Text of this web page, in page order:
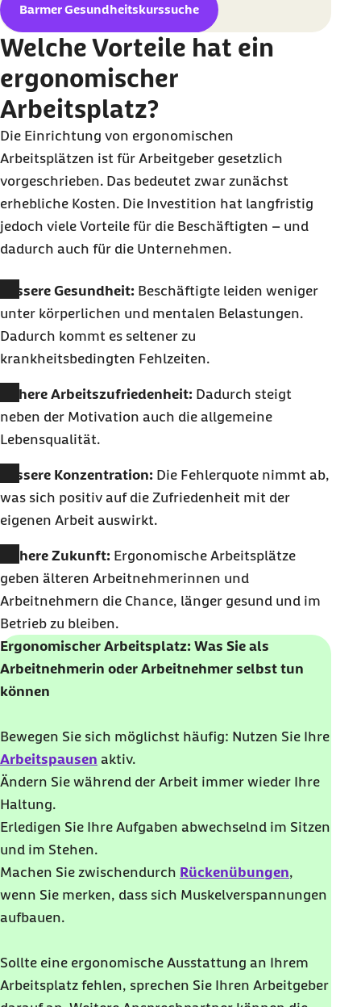
Barmer Gesundheitskurssuche
Welche Vorteile hat ein
ergonomischer
Arbeitsplatz?
Die Einrichtung von ergonomischen
Arbeitsplätzen ist für Arbeitgeber gesetzlich
vorgeschrieben. Das bedeutet zwar zunächst
erhebliche Kosten. Die Investition hat langfristig
jedoch viele Vorteile für die Beschäftigten – und
dadurch auch für die Unternehmen.
Bessere Gesundheit: Beschäftigte leiden weniger
unter körperlichen und mentalen Belastungen.
Dadurch kommt es seltener zu
krankheitsbedingten Fehlzeiten.
Höhere Arbeitszufriedenheit: Dadurch steigt
neben der Motivation auch die allgemeine
Lebensqualität.
Bessere Konzentration: Die Fehlerquote nimmt ab,
was sich positiv auf die Zufriedenheit mit der
eigenen Arbeit auswirkt.
Sichere Zukunft: Ergonomische Arbeitsplätze
geben älteren Arbeitnehmerinnen und
Arbeitnehmern die Chance, länger gesund und im
Betrieb zu bleiben.
Ergonomischer Arbeitsplatz: Was Sie als
Arbeitnehmerin oder Arbeitnehmer selbst tun
können
Bewegen Sie sich möglichst häufig: Nutzen Sie Ihre
Arbeitspausen aktiv.
Ändern Sie während der Arbeit immer wieder Ihre
Haltung.
Erledigen Sie Ihre Aufgaben abwechselnd im Sitzen
und im Stehen.
Machen Sie zwischendurch Rückenübungen,
wenn Sie merken, dass sich Muskelverspannungen
aufbauen.
Sollte eine ergonomische Ausstattung an Ihrem
Arbeitsplatz fehlen, sprechen Sie Ihren Arbeitgeber